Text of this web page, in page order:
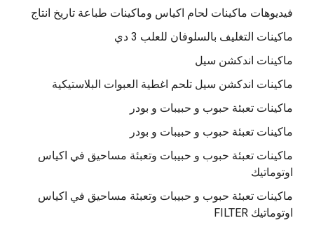
فيديوهات ماكينات لحام اكياس وماكينات طباعة تاريخ انتاج
ماكينات التغليف بالسلوفان للعلب 3 دي
ماكينات اندكشن سيل
ماكينات اندكشن سيل تلحم اغطية العبوات البلاستيكية
ماكينات تعبئة حبوب و حبيبات و بودر
ماكينات تعبئة حبوب و حبيبات و بودر
ماكينات تعبئة حبوب و حبيبات وتعبئة مساحيق في اكياس
اوتوماتيك
ماكينات تعبئة حبوب و حبيبات وتعبئة مساحيق في اكياس
اوتوماتيك FILTER